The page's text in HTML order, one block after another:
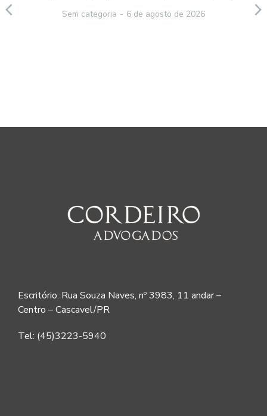
Sem categoria 6 de agosto de 2026
Escritório: Rua Souza Naves, nº 3983, 11 andar –
Centro – Cascavel/PR
Tel: (45)3223-5940